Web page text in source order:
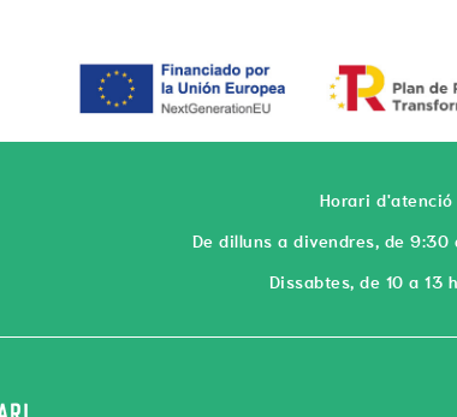
Horari
De dilluns a divendres, de
Dissabtes, de 10 a 13